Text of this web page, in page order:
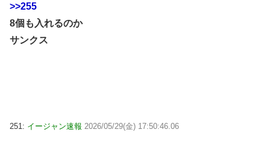
>>255
8個も入れるのか
サンクス
251: イージャン速報 2026/05/29(金) 17:50:46.06